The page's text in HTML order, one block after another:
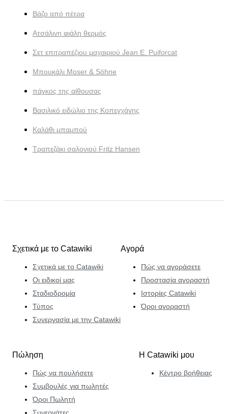
Βάζο από πέτρα
Ατσάλινη φιάλη θερμός
Σετ επιτραπέζιου μαχαιριού Jean E. Puiforcat
Μπουκάλι Moser & Söhne
πάγκος της αίθουσας
Βασιλικό ειδώλιο της Κοπεγχάγης
Καλάθι μπαμπού
Τραπεζάκι σαλονιού Fritz Hansen
Σχετικά με το Catawiki
Σχετικά με το Catawiki
Οι ειδικοί μας
Σταδιοδρομία
Τύπος
Συνεργασία με την Catawiki
Αγορά
Πώς να αγοράσετε
Προστασία αγοραστή
Ιστορίες Catawiki
Όροι αγοραστή
Πώληση
Πώς να πουλήσετε
Συμβουλές για πωλητές
Όροι Πωλητή
Η Catawiki μου
Κέντρο βοήθειας